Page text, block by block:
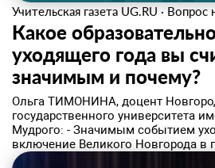
Учительская газета UG.RU · Вопрос
Какое
уходящего года вы
значимым и почему?
Ольга ТИМОНИНА, доцент
государственного университета
Мудрого: - Значимым событием
включение Великого Новгорода в